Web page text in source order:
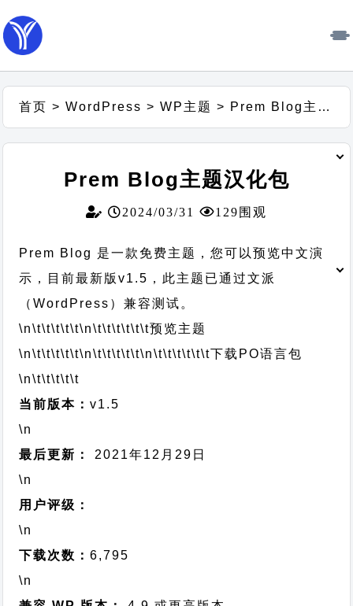
首页 >WordPress >WP主题 > Prem Blog主题汉化包
Prem Blog主题汉化包
2024/03/31 129围观
Prem Blog 是一款免费主题，您可以预览中文演
示，目前最新版v1.5，此主题已通过文派
（WordPress）兼容测试。
\n\t\t\t\t\t\n\t\t\t\t\t\t预览主题
\n\t\t\t\t\t\n\t\t\t\t\t\n\t\t\t\t\t\t下载PO语言包
\n\t\t\t\t\t
当前版本：v1.5
\n
最后更新：
2021年12月29日
\n
用户评级：
\n
下载次数：6,795
\n